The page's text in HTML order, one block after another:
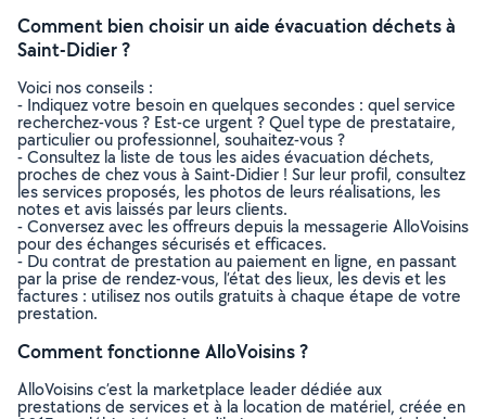
Comment bien choisir un aide évacuation déchets à
Saint-Didier ?
Voici nos conseils :
- Indiquez votre besoin en quelques secondes : quel service
recherchez-vous ? Est-ce urgent ? Quel type de prestataire,
particulier ou professionnel, souhaitez-vous ?
- Consultez la liste de tous les aides évacuation déchets,
proches de chez vous à Saint-Didier ! Sur leur profil, consultez
les services proposés, les photos de leurs réalisations, les
notes et avis laissés par leurs clients.
- Conversez avec les offreurs depuis la messagerie AlloVoisins
pour des échanges sécurisés et efficaces.
- Du contrat de prestation au paiement en ligne, en passant
par la prise de rendez-vous, l’état des lieux, les devis et les
factures : utilisez nos outils gratuits à chaque étape de votre
prestation.
Comment fonctionne AlloVoisins ?
AlloVoisins c’est la marketplace leader dédiée aux
prestations de services et à la location de matériel, créée en